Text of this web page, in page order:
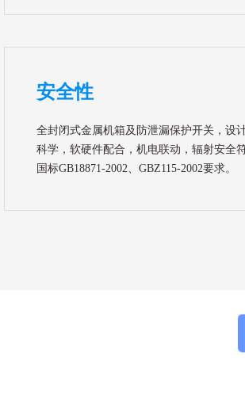
安全性
全封闭式金属机箱及防泄漏保护开关，设
科学，软硬件配合，机电联动，辐射安全
国标GB18871-2002、GBZ115-2002要求。